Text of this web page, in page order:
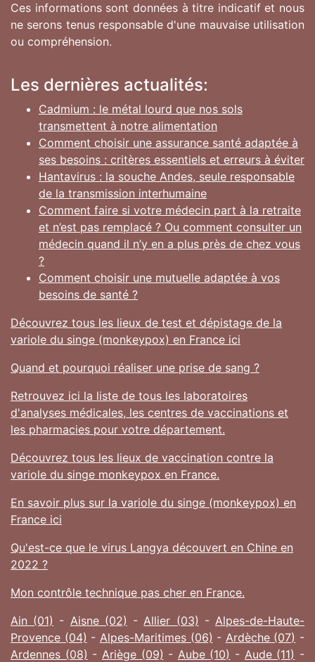
Ces informations sont données à titre indicatif et nous
ne serons tenus responsable d'une mauvaise utilisation
ou compréhension.
Les dernières actualités:
Cadmium : le métal lourd que nos sols
transmettent à notre alimentation
Comment choisir une assurance santé adaptée à
ses besoins : critères essentiels et erreurs à éviter
Hantavirus : la souche Andes, seule responsable
de la transmission interhumaine
Comment faire si votre médecin part à la retraite
et n’est pas remplacé ? Ou comment consulter un
médecin quand il n’y en a plus près de chez vous
?
Comment choisir une mutuelle adaptée à vos
besoins de santé ?
Découvrez tous les lieux de test et dépistage de la
variole du singe (monkeypox) en France ici
Quand et pourquoi réaliser une prise de sang ?
Retrouvez ici la liste de tous les laboratoires
d'analyses médicales, les centres de vaccinations et
les pharmacies pour votre département.
Découvrez tous les lieux de vaccination contre la
variole du singe monkeypox en France.
En savoir plus sur la variole du singe (monkeypox) en
France ici
Qu'est-ce que le virus Langya découvert en Chine en
2022 ?
Mon contrôle technique pas cher en France.
Ain (01) - Aisne (02) -Allier (03) -Alpes-de-Haute-
Provence (04) - Alpes-Maritimes (06) - Ardèche (07) -
Ardennes (08) - Ariège (09) - Aube (10) - Aude (11) -